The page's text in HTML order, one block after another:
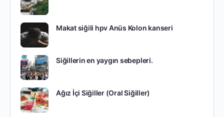
Makat siğili hpv Anüs Kolon kanseri
Siğillerin en yaygın sebepleri.
Ağız İçi Siğiller (Oral Siğiller)